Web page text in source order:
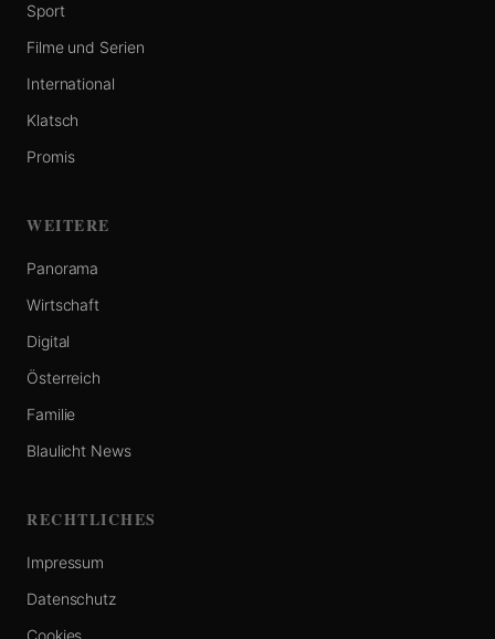
Sport
Filme und Serien
International
Klatsch
Promis
WEITERE
Panorama
Wirtschaft
Digital
Österreich
Familie
Blaulicht News
RECHTLICHES
Impressum
Datenschutz